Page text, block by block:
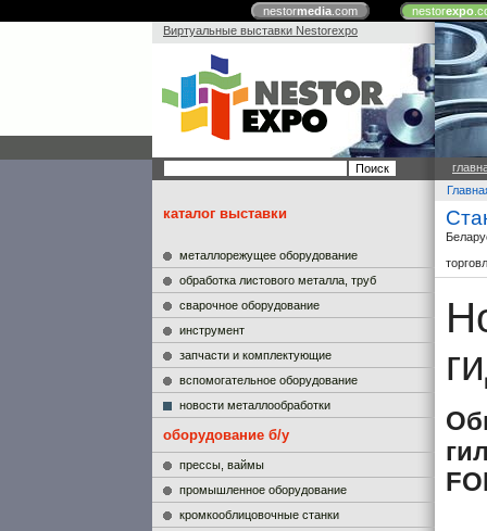
nestormedia.com nestorexpo
Виртуальные выставки Nestorexpo
каталог выставки
металлорежущее оборудование
обработка листового металла, труб
сварочное оборудование
инструмент
запчасти и комплектующие
вспомогательное оборудование
новости металлообработки
оборудование б/у
прессы, ваймы
промышленное оборудование
кромкооблицовочные станки